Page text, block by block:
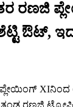
ರಣಜಿ
ಔಟ್,